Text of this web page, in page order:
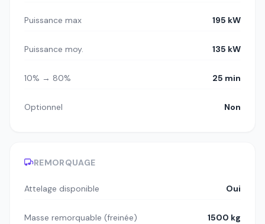
Puissance max 195 kW
Puissance moy. 135 kW
10% → 80% 25 min
Optionnel Non
REMORQUAGE
Attelage disponible Oui
Masse remorquable (freinée) 1500 kg